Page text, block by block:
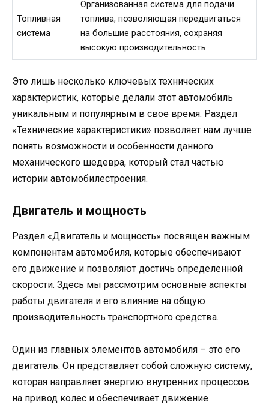
Топливная
система
Организованная система для подачи
топлива, позволяющая передвигаться
на большие расстояния, сохраняя
высокую производительность.
Это лишь несколько ключевых технических
характеристик, которые делали этот автомобиль
уникальным и популярным в свое время. Раздел
«Технические характеристики» позволяет нам лучше
понять возможности и особенности данного
механического шедевра, который стал частью
истории автомобилестроения.
Двигатель и мощность
Раздел «Двигатель и мощность» посвящен важным
компонентам автомобиля, которые обеспечивают
его движение и позволяют достичь определенной
скорости. Здесь мы рассмотрим основные аспекты
работы двигателя и его влияние на общую
производительность транспортного средства.
Один из главных элементов автомобиля – это его
двигатель. Он представляет собой сложную систему,
которая направляет энергию внутренних процессов
на привод колес и обеспечивает движение